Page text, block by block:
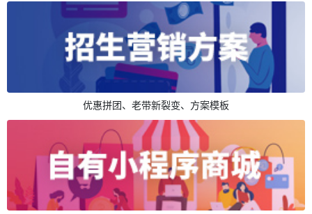
优惠拼团、老带新裂变、方案模板